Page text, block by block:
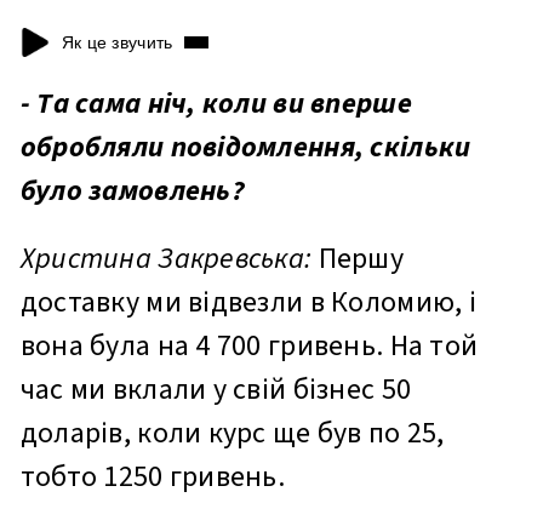
Як це звучить
- Та сама ніч, коли ви вперше
обробляли повідомлення, скільки
було замовлень?
Христина Закревська: Першу
доставку ми відвезли в Коломию, і
вона була на 4 700 гривень. На той
час ми вклали у свій бізнес 50
доларів, коли курс ще був по 25,
тобто 1250 гривень.